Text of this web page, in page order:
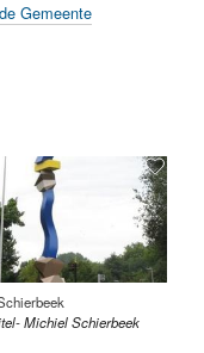
Gemeente
Michiel Schierbeek